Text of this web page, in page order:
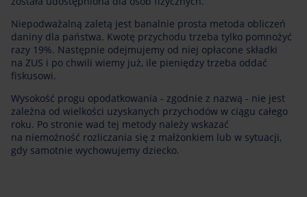
Niepodważalną zaletą jest banalnie prosta metoda obliczeń
daniny dla państwa. Kwotę przychodu trzeba tylko pomnożyć
razy 19%. Następnie odejmujemy od niej opłacone składki
na ZUS i po chwili wiemy już, ile pieniędzy trzeba oddać
fiskusowi.
Wysokość progu opodatkowania - zgodnie z nazwą - nie jest
zależna od wielkości uzyskanych przychodów w ciągu całego
roku. Po stronie wad tej metody należy wskazać
na niemożność rozliczania się z małżonkiem lub w sytuacji,
gdy samotnie wychowujemy dziecko.